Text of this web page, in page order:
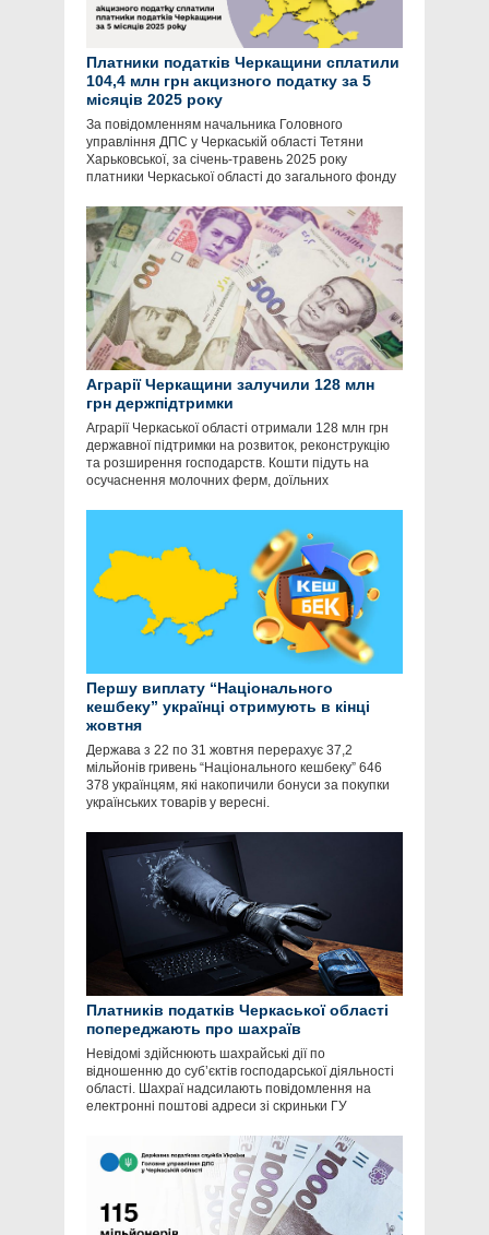
Платники податків Черкащини сплатили
104,4 млн грн акцизного податку за 5
місяців 2025 року
За повідомленням начальника Головного
управління ДПС у Черкаській області Тетяни
Харьковської, за січень-травень 2025 року
платники Черкаської області до загального фонду
Аграрії Черкащини залучили 128 млн
грн держпідтримки
Аграрії Черкаської області отримали 128 млн грн
державної підтримки на розвиток, реконструкцію
та розширення господарств. Кошти підуть на
осучаснення молочних ферм, доїльних
Першу виплату “Національного
кешбеку” українці отримують в кінці
жовтня
Держава з 22 по 31 жовтня перерахує 37,2
мільйонів гривень “Національного кешбеку” 646
378 українцям, які накопичили бонуси за покупки
українських товарів у вересні.
Платників податків Черкаської області
попереджають про шахраїв
Невідомі здійснюють шахрайські дії по
відношенню до суб’єктів господарської діяльності
області. Шахраї надсилають повідомлення на
електронні поштові адреси зі скриньки ГУ